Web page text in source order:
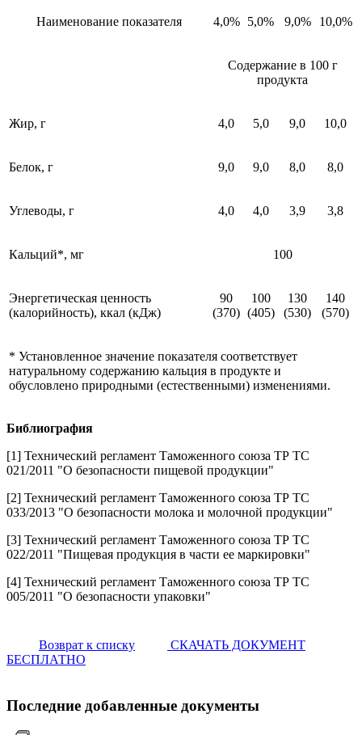
Наименование показателя 4,0% 5,0% 9,0% 10,0%
Содержание в 100 г
продукта
Жир, г 4,0 5,0 9,0 10,0
Белок, г 9,0 9,0 8,0 8,0
Углеводы, г 4,0 4,0 3,9 3,8
Кальций*, мг 100
Энергетическая ценность
(калорийность), ккал (кДж)
90
(370)
100
(405)
130
(530)
140
(570)
* Установленное значение показателя соответствует
натуральному содержанию кальция в продукте и
обусловлено природными (естественными) изменениями.
Библиография
[1] Технический регламент Таможенного союза ТР ТС
021/2011 "О безопасности пищевой продукции"
[2] Технический регламент Таможенного союза ТР ТС
033/2013 "О безопасности молока и молочной продукции"
[3] Технический регламент Таможенного союза ТР ТС
022/2011 "Пищевая продукция в части ее маркировки"
[4] Технический регламент Таможенного союза ТР ТС
005/2011 "О безопасности упаковки"
Возврат к списку
СКАЧАТЬ ДОКУМЕНТ
БЕСПЛАТНО
Последние добавленные документы